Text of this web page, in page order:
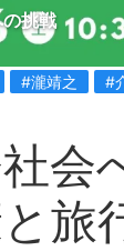
挑戦
#瀧靖之 #
会
旅